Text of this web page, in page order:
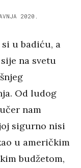
2020.
u badiću, a
na svetu
Od ludog
nam
sigurno nisi
u američkim
budžetom,